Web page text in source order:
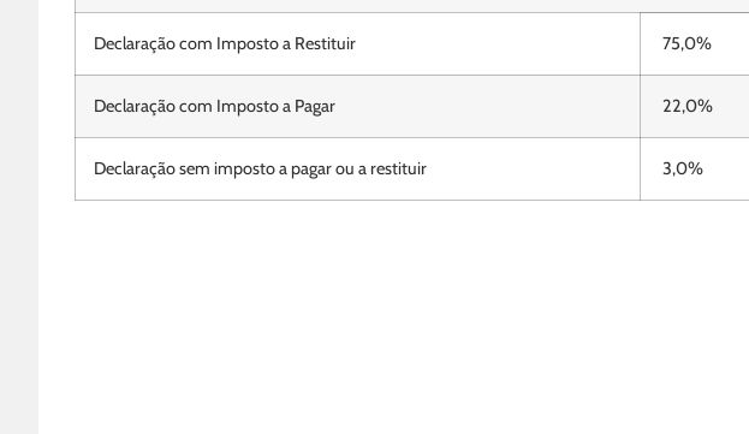
Declaração com Imposto a Restituir 75,0%
Declaração com Imposto a Pagar 22,0%
Declaração sem imposto a pagar ou a restituir 3,0%